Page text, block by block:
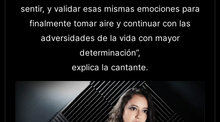
sentir, y validar esas mismas emociones para
finalmente tomar aire y continuar con las
adversidades de la vida con mayor
determinación”,
explica la cantante.